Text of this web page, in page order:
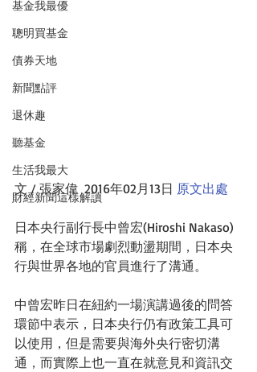
基金我最優
聰明買基金
債券天地
新聞點評
退休趣
聽基金
生活我最大
財經新聞這樣解讀
文 / 張家偉  2016年02月13日 原文出處
日本央行副行長中曾宏(Hiroshi Nakaso)
稱，在全球市場劇烈動盪期間，日本央
行與世界各地的官員進行了溝通。
中曾宏昨日在紐約一場演講過後的問答
環節中表示，日本央行仍有政策工具可
以使用，但是需要與海外央行密切溝
通，而實際上也一直在就意見和資訊交